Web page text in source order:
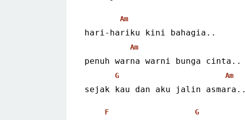
Am
hari-hariku kini bahagia..
Am
penuh warna warni bunga cinta..
G Am
sejak kau dan aku jalin asmara..
F G